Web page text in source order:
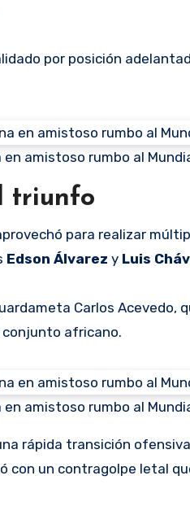
por posición
amistoso rumbo al
triunfo
para realizar
Edson Álvarez y Luis
Carlos Acevedo,
conjunto africano.
amistoso rumbo al
rápida transición
con un contragolpe letal